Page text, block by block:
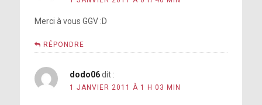
Merci à vous GGV :D
RÉPONDRE
dodo06 dit :
1 JANVIER 2011 À 1 H 03 MIN